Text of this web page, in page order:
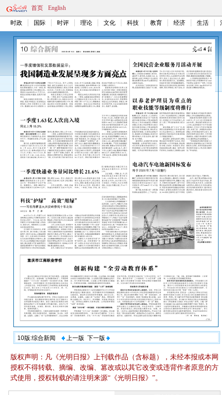
首页 English
时政 国际 时评 理论 文化 科技 教育 经济 生活
10版:综合新闻 上一版 下一版
版权声明：凡《光明日报》上刊载作品（含标题），未经本报或本网
授权不得转载、摘编、改编、篡改或以其它改变或违背作者原意的方
式使用，授权转载的请注明来源“《光明日报》”。